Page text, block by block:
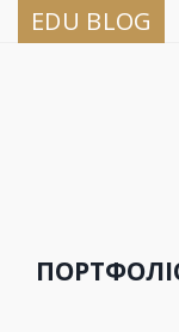
EDU BLOG